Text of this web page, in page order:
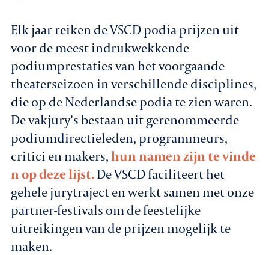
Agenda
Leden
Nieuws
In gesprek met leden
Vacatures
Contact
Elk jaar reiken de VSCD podia prijzen uit
voor de meest indrukwekkende
podiumprestaties van het voorgaande
theaterseizoen in verschillende disciplines,
die op de Nederlandse podia te zien waren.
De vakjury’s bestaan uit gerenommeerde
podiumdirectieleden, programmeurs,
critici en makers,hun namen zijn te vinde
n op deze lijst.De VSCD faciliteert het
gehele jurytraject en werkt samen met onze
partner-festivals om de feestelijke
uitreikingen van de prijzen mogelijk te
maken.